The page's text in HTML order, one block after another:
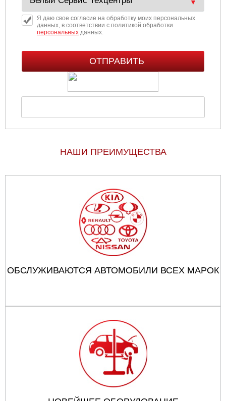
Челябинск
Ярославль
Я даю свое согласие на обработку моих персональных
данных, в соответствии с политикой обработки
персональныхданных.
НАШИ ПРЕИМУЩЕСТВА
ОБСЛУЖИВАЮТСЯ АВТОМОБИЛИ ВСЕХ МАРОК